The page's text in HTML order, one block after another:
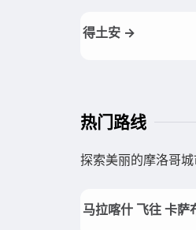
得土安 →
热门路线
探索美丽的摩洛哥
马拉喀什 飞往 卡